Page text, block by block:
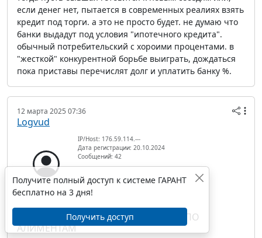
если денег нет, пытается в современных реалиях взять
кредит под торги. а это не просто будет. не думаю что
банки выдадут под условия "ипотечного кредита".
обычный потребительский с хороими процентами. в
"жесткой" конкурентной борьбе выиграть, дождаться
пока приставы перечислят долг и уплатить банку %.
12 марта 2025 07:36
Logvud
IP/Host: 176.59.114.---
Дата регистрации: 20.10.2024
Сообщений: 42
RE: ДОЛЯ В КВАРТИРЕ В СЧЕТ ДОЛГА ПО
АЛИМЕНТАМ
Получите полный доступ к системе ГАРАНТ
бесплатно на 3 дня!
Получить доступ